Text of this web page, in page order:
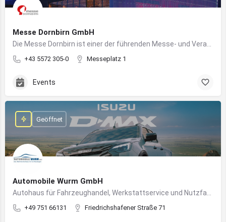
Messe Dornbirn GmbH
+43 5572 305-0 Messeplatz 1
Events
Automobile Wurm GmbH
+49 751 66131 Friedrichshafener Straße 71
Geöffnet